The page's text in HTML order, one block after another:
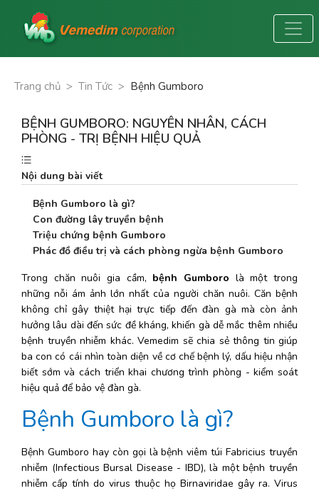
Trang chủ > Tin Tức > Bệnh Gumboro
BỆNH GUMBORO: NGUYÊN NHÂN, CÁCH
PHÒNG - TRỊ BỆNH HIỆU QUẢ
Nội dung bài viết
Bệnh Gumboro là gì?
Con đường lây truyền bệnh
Triệu chứng bệnh Gumboro
Phác đồ điều trị và cách phòng ngừa bệnh Gumboro
Trong chăn nuôi gia cầm, bệnh Gumboro là một trong
những nỗi ám ảnh lớn nhất của người chăn nuôi. Căn bệnh
không chỉ gây thiệt hại trực tiếp đến đàn gà mà còn ảnh
hưởng lâu dài đến sức đề kháng, khiến gà dễ mắc thêm nhiều
bệnh truyền nhiễm khác. Vemedim sẽ chia sẻ thông tin giúp
ba con có cái nhìn toàn diện về cơ chế bệnh lý, dấu hiệu nhận
biết sớm và cách triển khai chương trình phòng - kiểm soát
hiệu quả để bảo vệ đàn gà.
Bệnh Gumboro là gì?
Bệnh Gumboro hay còn gọi là bệnh viêm túi Fabricius truyền
nhiễm (Infectious Bursal Disease - IBD), là một bệnh truyền
nhiễm cấp tính do virus thuộc họ Birnaviridae gây ra. Virus